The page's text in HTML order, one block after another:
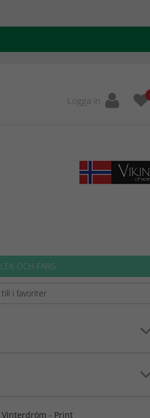
Logga in
OCH FÄRG
i favoriter
Vinterdröm - Print